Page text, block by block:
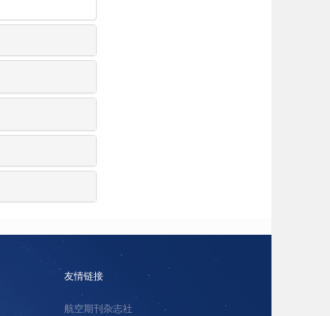
友情链接
航空期刊杂志社